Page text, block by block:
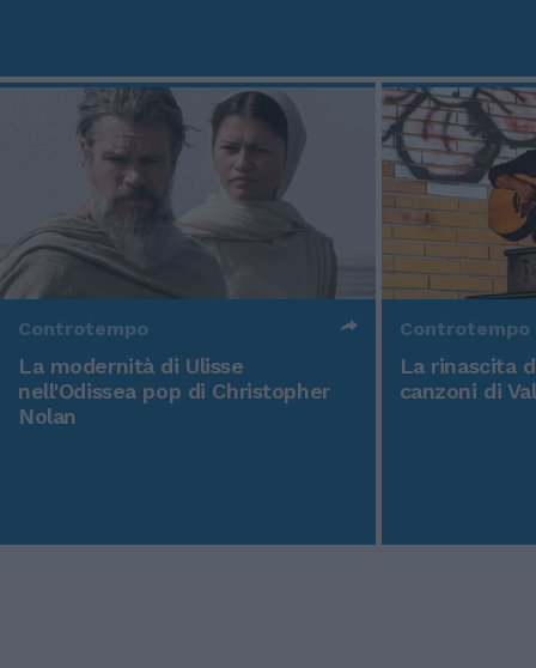
Controtempo
La modernità di Ulisse
nell'Odissea pop di Christopher
Nolan
Controtempo
La rinascita
canzoni di